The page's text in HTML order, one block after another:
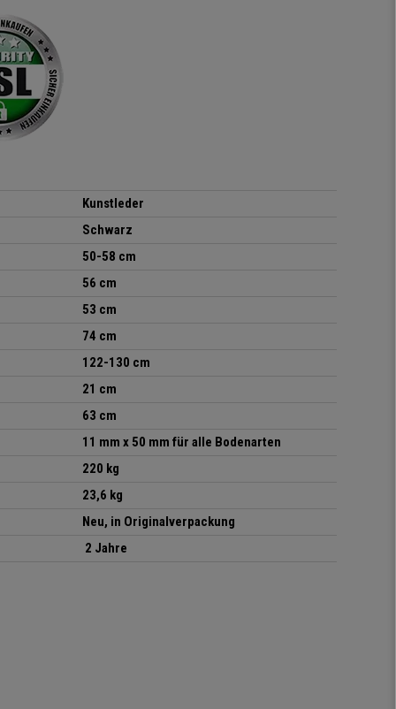
sitzt darin auch wirklich
gut! Die Sitzfläche, eine
elastisches Gewebe passt
sich der
Körperbewegung an.
Klare Kaufempfehlung!
Kunstleder
Schwarz
50-58 cm
56 cm
53 cm
74 cm
122-130 cm
21 cm
63 cm
11 mm x 50 mm für alle Bodenarten
220 kg
23,6 kg
Neu, in Originalverpackung
2 Jahre